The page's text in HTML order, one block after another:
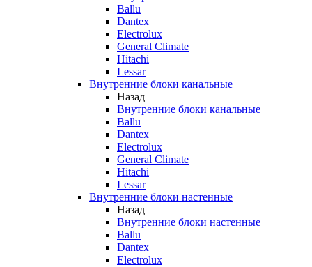
Ballu
Dantex
Electrolux
General Climate
Hitachi
Lessar
Внутренние блоки канальные
Назад
Внутренние блоки канальные
Ballu
Dantex
Electrolux
General Climate
Hitachi
Lessar
Внутренние блоки настенные
Назад
Внутренние блоки настенные
Ballu
Dantex
Electrolux